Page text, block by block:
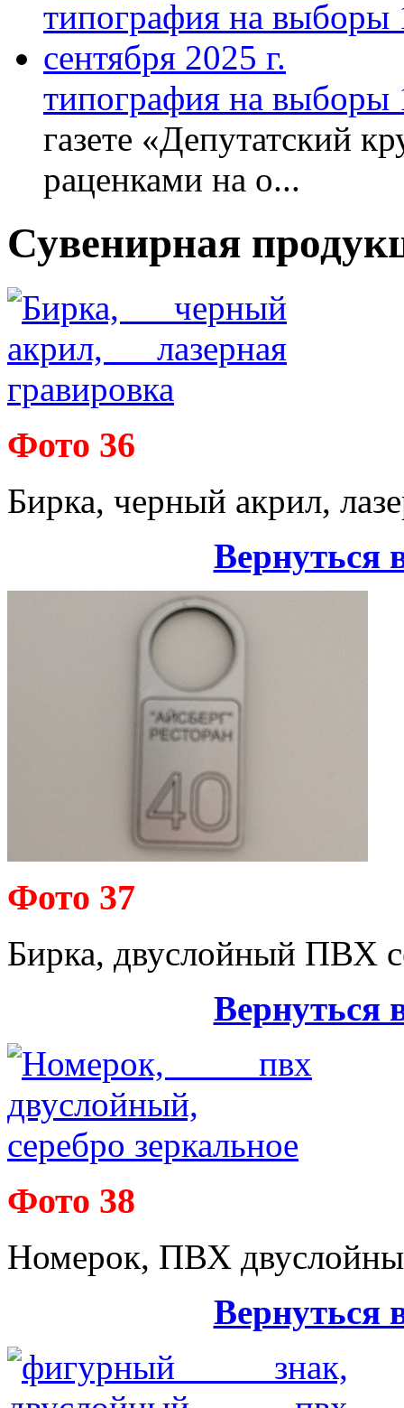
типография на выборы
газете «Депутатский
раценками на о...
Сувенирная
Фото 36
Бирка, черный акрил,
Вернуться
Фото 37
Бирка, двуслойный ПВХ
Вернуться
Фото 38
Номерок, ПВХ
Вернуться